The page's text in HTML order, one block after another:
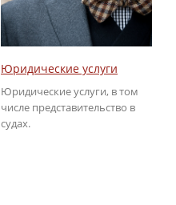
Юридические услуги
Юридические услуги, в том
числе представительство в
судах.